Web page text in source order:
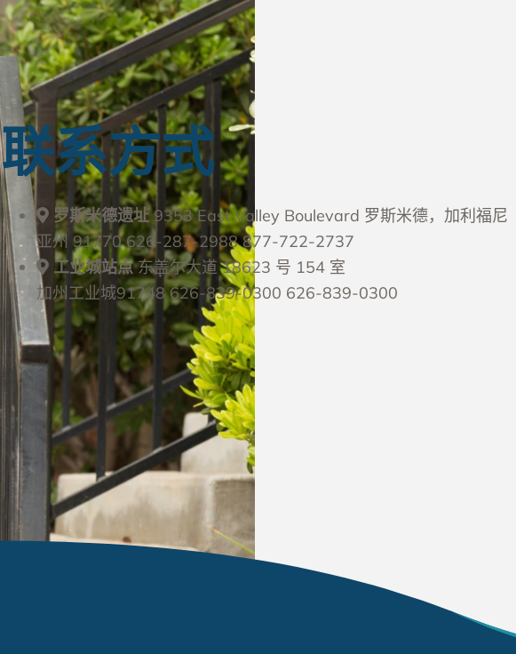
联系方式
罗斯米德遗址9353 East Valley Boulevard 罗斯米德，加利福尼
亚州 91770626-287-2988 877-722-2737
工业城站点东盖尔大道 18623 号 154 室
加州工业城91748626-839-0300 626-839-0300